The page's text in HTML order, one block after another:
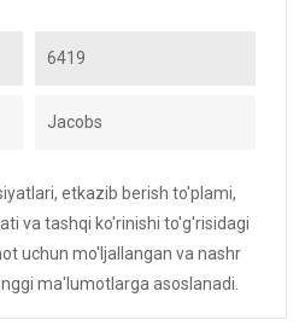
6419
Jacobs
etkazib berish to'plami,
va tashqi ko'rinishi to'g'risidagi
uchun mo'ljallangan va nashr
ma'lumotlarga asoslanadi.